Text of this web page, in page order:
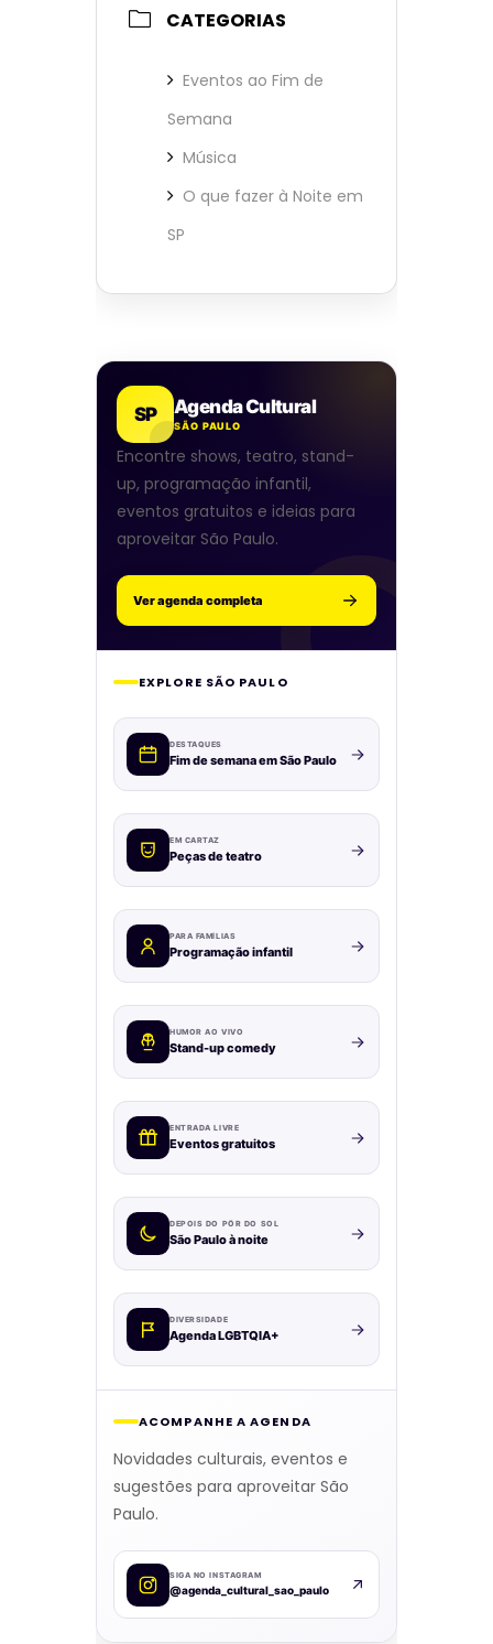
CATEGORIAS
Eventos ao Fim de
Semana
Música
O que fazer à Noite em
SP
SP Agenda Cultural
SÃO PAULO
Encontre shows, teatro, stand-
up, programação infantil,
eventos gratuitos e ideias para
aproveitar São Paulo.
Ver agenda completa
EXPLORE SÃO PAULO
DESTAQUES
Fim de semana em São Paulo
EM CARTAZ
Peças de teatro
PARA FAMÍLIAS
Programação infantil
HUMOR AO VIVO
Stand-up comedy
ENTRADA LIVRE
Eventos gratuitos
DEPOIS DO PÔR DO SOL
São Paulo à noite
DIVERSIDADE
Agenda LGBTQIA+
ACOMPANHE A AGENDA
Novidades culturais, eventos e
sugestões para aproveitar São
Paulo.
SIGA NO INSTAGRAM
@agenda_cultural_sao_paulo